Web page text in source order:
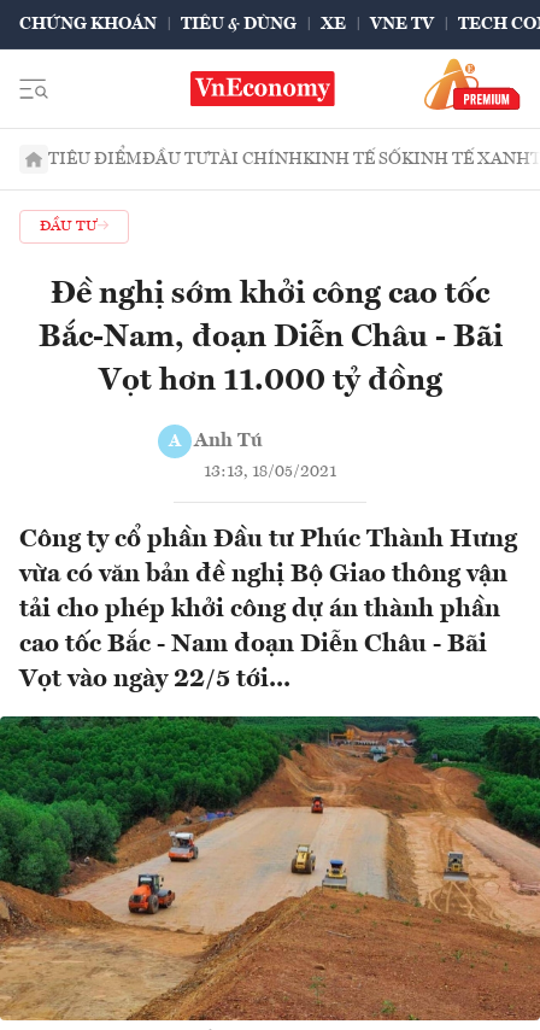
CHỨNG KHOÁN TIÊU & DÙNG XE VNE TV TECH
TIÊU ĐIỂMĐẦU TƯTÀI CHÍNHKINH TẾ SỐKINH TẾ XANH
ĐẦU TƯ
Đề nghị sớm khởi công cao tốc
Bắc-Nam, đoạn Diễn Châu - Bãi
Vọt hơn 11.000 tỷ đồng
A Anh Tú
13:13, 18/05/2021
Công ty cổ phần Đầu tư Phúc Thành Hưng
vừa có văn bản đề nghị Bộ Giao thông vận
tải cho phép khởi công dự án thành phần
cao tốc Bắc - Nam đoạn Diễn Châu - Bãi
Vọt vào ngày 22/5 tới...